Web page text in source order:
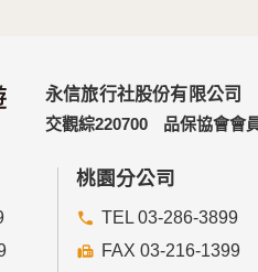
永信旅行社股份有限公司
交觀綜220700
品保協會會
桃園分公司
TEL 03-286-3899
FAX 03-216-1399